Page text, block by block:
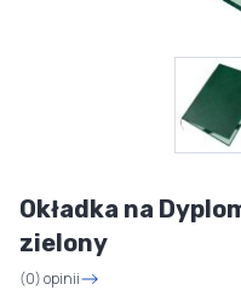
Okładka na
zielony
(0) opinii